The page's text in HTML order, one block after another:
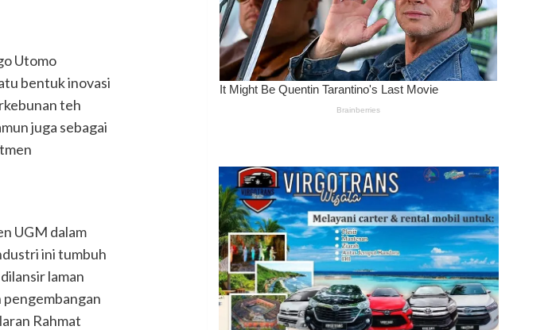
Utomo
bentuk inovasi
teh
juga sebagai
UGM dalam
ini tumbuh
laman
pengembangan
Rahmat